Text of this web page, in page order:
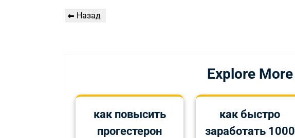
Навигация
Предыдущая
Назад
Explore More
как повысить
прогестерон
как быстро
заработать 1000